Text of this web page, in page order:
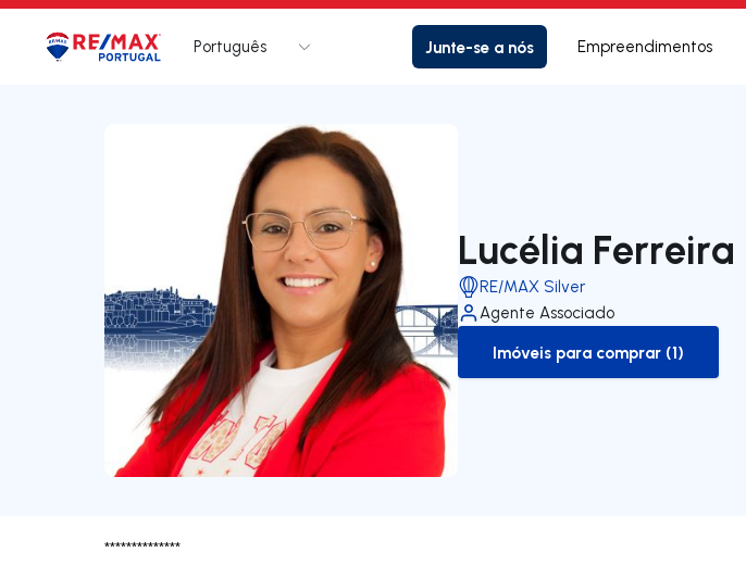
Logo Ir para página inicial
Português Junte-se a nós Empreendimentos
Lucélia Ferreira
RE/MAX Silver
Agente Associado
to-buy-listing
Imóveis para comprar (1)
**************